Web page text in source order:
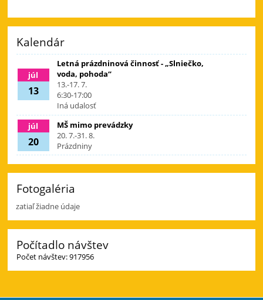
Kalendár
júl
13
Letná prázdninová činnosť - „Slniečko,
voda, pohoda“
13.-17. 7.
6:30-17:00
Iná udalosť
júl
20
MŠ mimo prevádzky
20. 7.-31. 8.
Prázdniny
Fotogaléria
zatiaľ žiadne údaje
Počítadlo návštev
Počet návštev: 917956